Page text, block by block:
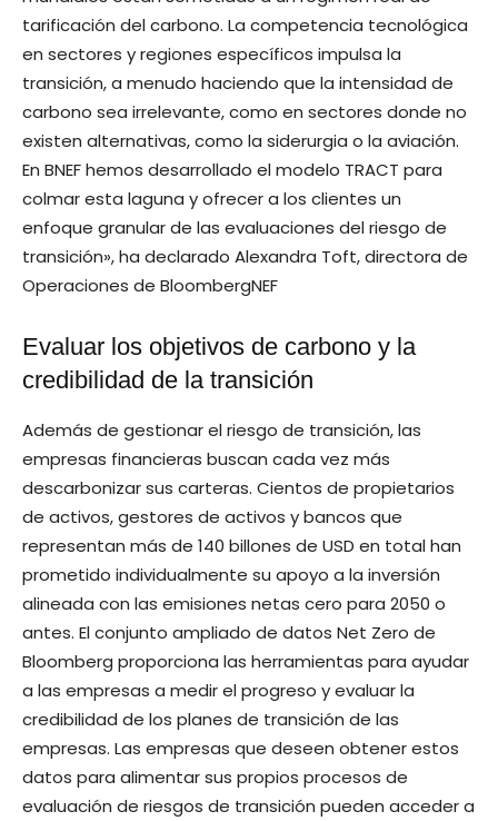
tarificación del carbono. La competencia tecnológica
en sectores y regiones específicos impulsa la
transición, a menudo haciendo que la intensidad de
carbono sea irrelevante, como en sectores donde no
existen alternativas, como la siderurgia o la aviación.
En BNEF hemos desarrollado el modelo TRACT para
colmar esta laguna y ofrecer a los clientes un
enfoque granular de las evaluaciones del riesgo de
transición», ha declarado Alexandra Toft, directora de
Operaciones de BloombergNEF
Evaluar los objetivos de carbono y la
credibilidad de la transición
Además de gestionar el riesgo de transición, las
empresas financieras buscan cada vez más
descarbonizar sus carteras. Cientos de propietarios
de activos, gestores de activos y bancos que
representan más de 140 billones de USD en total han
prometido individualmente su apoyo a la inversión
alineada con las emisiones netas cero para 2050 o
antes. El conjunto ampliado de datos Net Zero de
Bloomberg proporciona las herramientas para ayudar
a las empresas a medir el progreso y evaluar la
credibilidad de los planes de transición de las
empresas. Las empresas que deseen obtener estos
datos para alimentar sus propios procesos de
evaluación de riesgos de transición pueden acceder a